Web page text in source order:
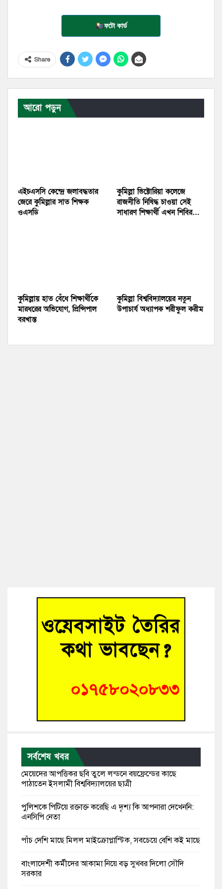
ফটো কার্ড
Share
আরো পড়ুন
এইচএসসি কেন্দ্রে জলাবদ্ধতার
জেরে কুমিল্লার সাত শিক্ষক
ওএসডি
কুমিল্লা ভিক্টোরিয়া কলেজে
রাজনীতি নিষিদ্ধ চাওয়া সেই
সাধারণ শিক্ষার্থী এখন শিবির…
কুমিল্লায় হাত বেঁধে শিক্ষার্থীকে
মারধরের অভিযোগ, প্রিন্সিপাল
বরখাস্ত
কুমিল্লা বিশ্ববিদ্যালয়ের নতুন
উপাচার্য অধ্যাপক শরীফুল করীম
সর্বশেষ খবর
মেয়েদের আপত্তিকর ছবি তুলে লন্ডনে বয়ফ্রেন্ডের কাছে
পাঠাতেন ইসলামী বিশ্ববিদ্যালয়ের ছাত্রী
পুলিশকে পিটিয়ে রক্তাক্ত করেছি এ দৃশ্য কি আপনারা দেখেননি:
এনসিপি নেতা
পাঁচ দেশি মাছে মিলল মাইক্রোপ্লাস্টিক, সবচেয়ে বেশি কই মাছে
বাংলাদেশী কর্মীদের আকামা নিয়ে বড় সুখবর দিলো সৌদি
সরকার